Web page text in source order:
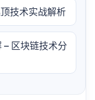
技术实战解析
– 区块链技术分